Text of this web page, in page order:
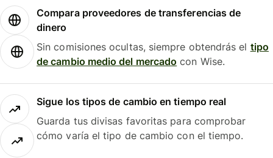
Compara proveedores de transferencias de
dinero
Sin comisiones ocultas, siempre obtendrás el tipo
de cambio medio del mercado con Wise.
Sigue los tipos de cambio en tiempo real
Guarda tus divisas favoritas para comprobar
cómo varía el tipo de cambio con el tiempo.